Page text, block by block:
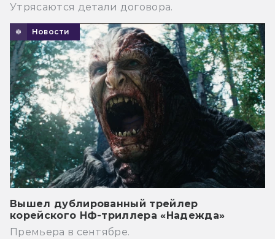
Утрясаются детали договора.
Новости
Вышел дублированный трейлер
корейского НФ-триллера «Надежда»
Премьера в сентябре.